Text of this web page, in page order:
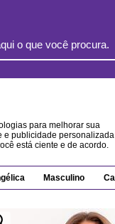
para melhorar sua
e publicidade personalizada
está ciente e de acordo.
Masculino